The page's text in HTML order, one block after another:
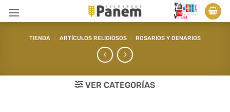
TIENDA / ARTÍCULOS RELIGIOSOS / ROSARIOS Y DENARIOS
VER CATEGORÍAS